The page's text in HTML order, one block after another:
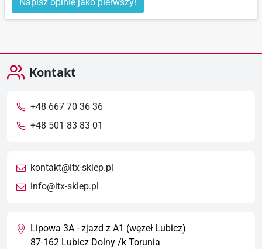
Napisz opinie jako pierwszy!
Kontakt
+48 667 70 36 36
+48 501 83 83 01
kontakt@itx-sklep.pl
info@itx-sklep.pl
Lipowa 3A - zjazd z A1 (węzeł Lubicz)
87-162 Lubicz Dolny /k Torunia